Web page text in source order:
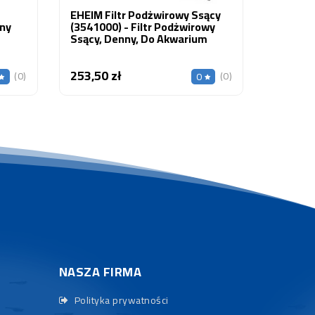
(0)
EHEIM Filtr Podżwirowy Ssący
(3541000) - Filtr Podżwirowy
Ssący, Denny, Do Akwarium
253,50 złCena 0 (0)
NASZA FIRMA
Polityka prywatności